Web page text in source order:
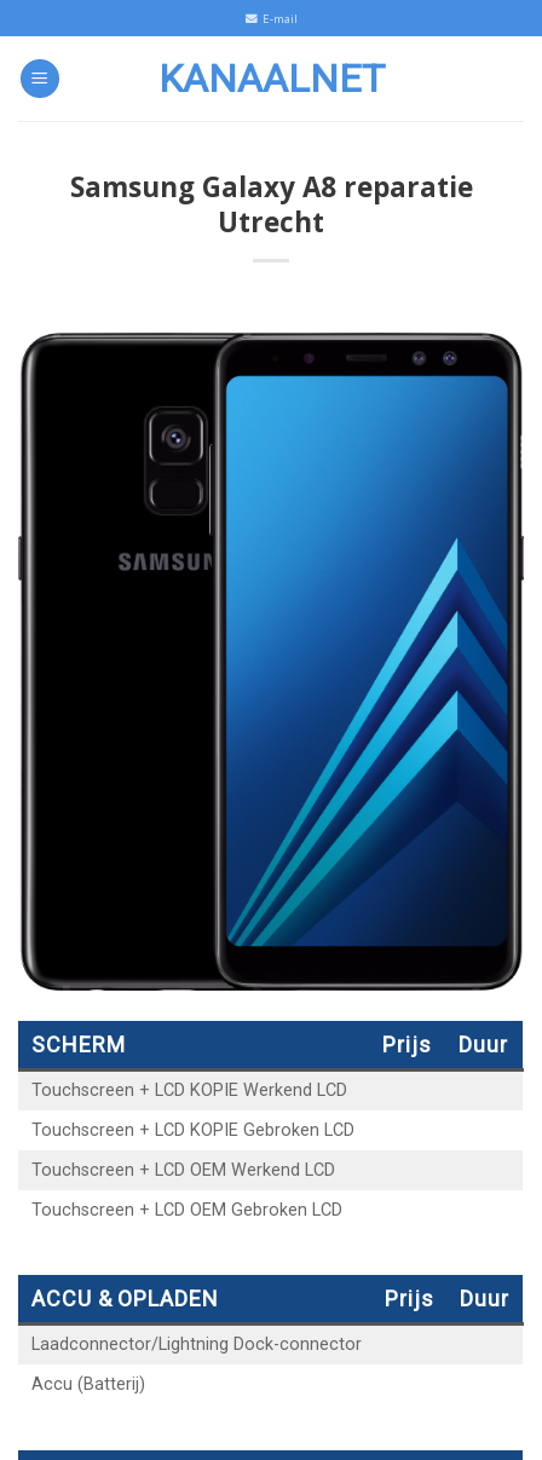
to
content
E-mail
KANAALNET
Samsung Galaxy A8 reparatie
Utrecht
SCHERM Prijs Duur
Touchscreen + LCD KOPIE Werkend LCD
Touchscreen + LCD KOPIE Gebroken LCD
Touchscreen + LCD OEM Werkend LCD
Touchscreen + LCD OEM Gebroken LCD
ACCU & OPLADEN Prijs Duur
Laadconnector/Lightning Dock-connector
Accu (Batterij)